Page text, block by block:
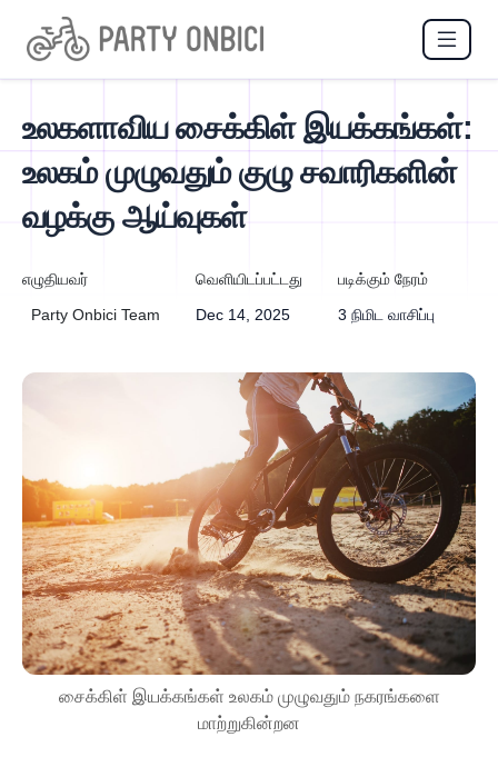
உலகளாவிய சைக்கிள் இயக்கங்கள்:
உலகம் முழுவதும் குழு சவாரிகளின்
வழக்கு ஆய்வுகள்
எழுதியவர்
Party Onbici Team
வெளியிடப்பட்டது
Dec 14, 2025
படிக்கும் நேரம்
3 நிமிட வாசிப்பு
சைக்கிள் இயக்கங்கள் உலகம் முழுவதும் நகரங்களை
மாற்றுகின்றன